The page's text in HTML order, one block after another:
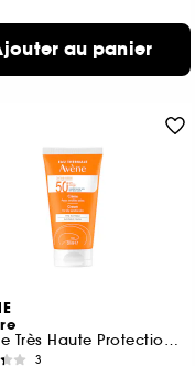
au panier
Crème Très Haute Protection SPF50+
3